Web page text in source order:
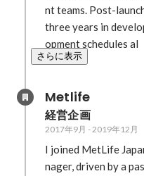
nt teams. Post-
three years in
opment schedules al
さらに表示
Metlife
経営企画
2017年9月 -2019年12月
I joined MetLife
nager, driven by a